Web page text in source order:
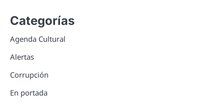
Categorías
Agenda Cultural
Alertas
Corrupción
En portada